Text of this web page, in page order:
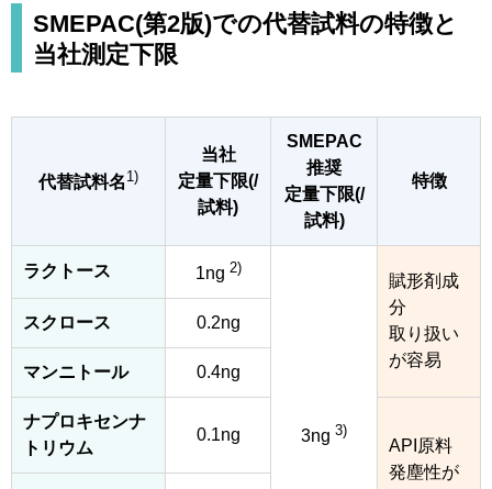
SMEPAC(第2版)での代替試料の特徴と
当社測定下限
代替試料名 1)
当社
定量下限(/
試料)
SMEPAC
推奨
定量下限(/
試料)
特徴
ラクトース 1ng 2)
3ng 3)
賦形剤成
分
取り扱い
が容易
スクロース 0.2ng
マンニトール 0.4ng
ナプロキセンナ
トリウム
0.1ng
API原料
発塵性が